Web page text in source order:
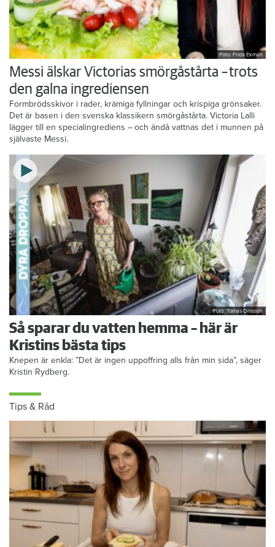
Foto: Frida Ekman
Messi älskar Victorias smörgåstårta – trots
den galna ingrediensen
Formbrödsskivor i rader, krämiga fyllningar och krispiga grönsaker.
Det är basen i den svenska klassikern smörgåstårta. Victoria Lalli
lägger till en specialingrediens – och ändå vattnas det i munnen på
självaste Messi.
Foto: Tomas Ohlsson
Så sparar du vatten hemma – här är
Kristins bästa tips
Knepen är enkla: ”Det är ingen uppoffring alls från min sida”, säger
Kristin Rydberg.
Tips & Råd